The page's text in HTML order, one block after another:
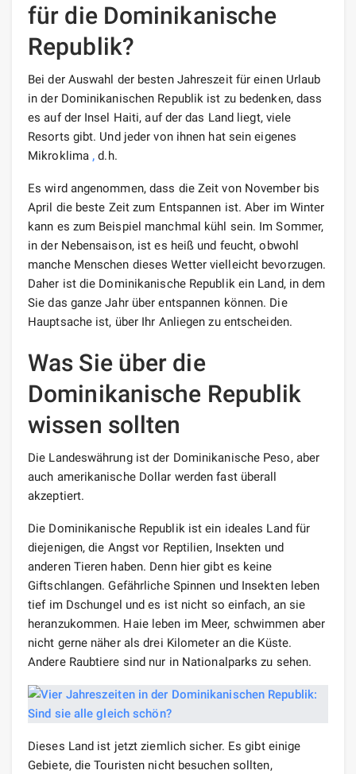
für die Dominikanische
Republik?
Bei der Auswahl der besten Jahreszeit für einen Urlaub
in der Dominikanischen Republik ist zu bedenken, dass
es auf der Insel Haiti, auf der das Land liegt, viele
Resorts gibt. Und jeder von ihnen hat sein eigenes
Mikroklima , d.h.
Es wird angenommen, dass die Zeit von November bis
April die beste Zeit zum Entspannen ist. Aber im Winter
kann es zum Beispiel manchmal kühl sein. Im Sommer,
in der Nebensaison, ist es heiß und feucht, obwohl
manche Menschen dieses Wetter vielleicht bevorzugen.
Daher ist die Dominikanische Republik ein Land, in dem
Sie das ganze Jahr über entspannen können. Die
Hauptsache ist, über Ihr Anliegen zu entscheiden.
Was Sie über die
Dominikanische Republik
wissen sollten
Die Landeswährung ist der Dominikanische Peso, aber
auch amerikanische Dollar werden fast überall
akzeptiert.
Die Dominikanische Republik ist ein ideales Land für
diejenigen, die Angst vor Reptilien, Insekten und
anderen Tieren haben. Denn hier gibt es keine
Giftschlangen. Gefährliche Spinnen und Insekten leben
tief im Dschungel und es ist nicht so einfach, an sie
heranzukommen. Haie leben im Meer, schwimmen aber
nicht gerne näher als drei Kilometer an die Küste.
Andere Raubtiere sind nur in Nationalparks zu sehen.
Dieses Land ist jetzt ziemlich sicher. Es gibt einige
Gebiete, die Touristen nicht besuchen sollten,